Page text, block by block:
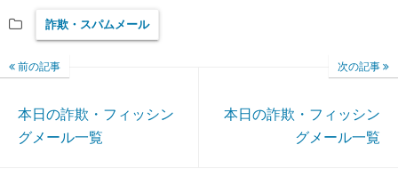
詐欺・スパムメール
前の記事
本日の詐欺・フィッシン
グメール一覧
次の記事
本日の詐欺・フィッシン
グメール一覧